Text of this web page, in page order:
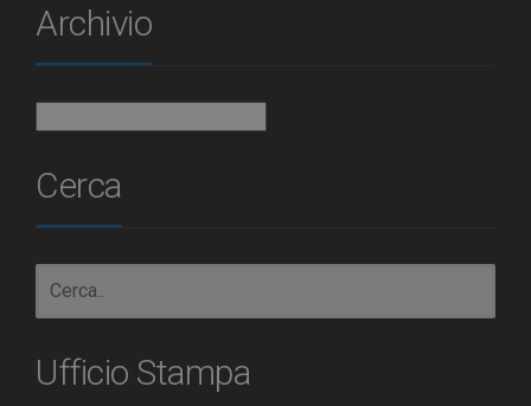
Archivio
Cerca
Ufficio Stampa